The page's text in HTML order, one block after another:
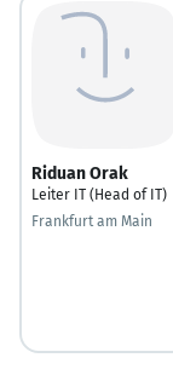
Riduan Orak
Leiter IT (Head of IT)
Frankfurt am Main